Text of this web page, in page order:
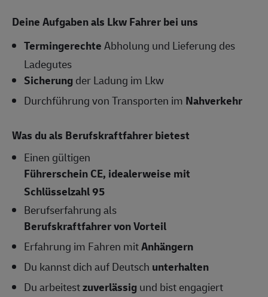
Deine Aufgaben als Lkw Fahrer bei uns
TermingerechteAbholung und Lieferung des
Ladegutes
Sicherungder Ladung im Lkw
Durchführung von Transporten im Nahverkehr
Was du als Berufskraftfahrer bietest
Einen gültigen
Führerschein CE, idealerweise mit
Schlüsselzahl 95
Berufserfahrung als
Berufskraftfahrer von Vorteil
Erfahrung im Fahren mitAnhängern
Du kannst dich auf Deutsch unterhalten
Du arbeitestzuverlässigund bist engagiert